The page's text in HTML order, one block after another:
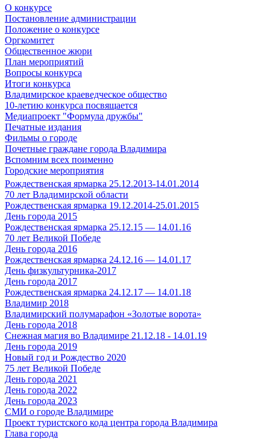
О конкурсе
Постановление администрации
Положение о конкурсе
Оргкомитет
Общественное жюри
План мероприятий
Вопросы конкурса
Итоги конкурса
Владимирское краеведческое общество
10-летию конкурса посвящается
Медиапроект "Формула дружбы"
Печатные издания
Фильмы о городе
Почетные граждане города Владимира
Вспомним всех поименно
Городские мероприятия
Рождественская ярмарка 25.12.2013-14.01.2014
70 лет Владимирской области
Рождественская ярмарка 19.12.2014-25.01.2015
День города 2015
Рождественская ярмарка 25.12.15 — 14.01.16
70 лет Великой Победе
День города 2016
Рождественская ярмарка 24.12.16 — 14.01.17
День физкультурника-2017
День города 2017
Рождественская ярмарка 24.12.17 — 14.01.18
Владимир 2018
Владимирский полумарафон «Золотые ворота»
День города 2018
Снежная магия во Владимире 21.12.18 - 14.01.19
День города 2019
Новый год и Рождество 2020
75 лет Великой Победе
День города 2021
День города 2022
День города 2023
СМИ о городе Владимире
Проект туристского кода центра города Владимира
Глава города